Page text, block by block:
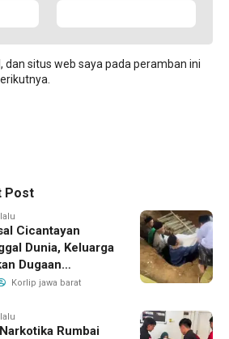
dan situs web saya pada peramban ini
Post
Cicantayan
Dunia, Keluarga
Dugaan
Oknum Debt
Korlip jawa barat
Rumbai